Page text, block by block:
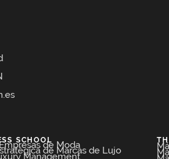
SCHOOL​de Moda​
de Marcas de Lujo
Management